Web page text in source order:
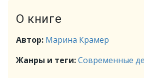
О книге
Автор: Марина Крамер
Жанры и теги:Современные